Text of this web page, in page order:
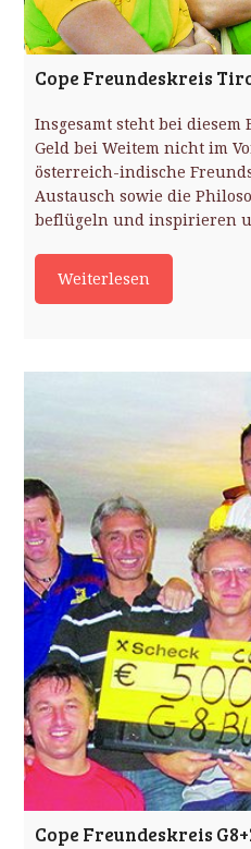
Cope Freundeskreis
Insgesamt steht bei diesem
Geld bei Weitem nicht im
österreich-indische
Austausch sowie die
beflügeln und inspirieren
Weiterlesen
Cope Freundeskreis